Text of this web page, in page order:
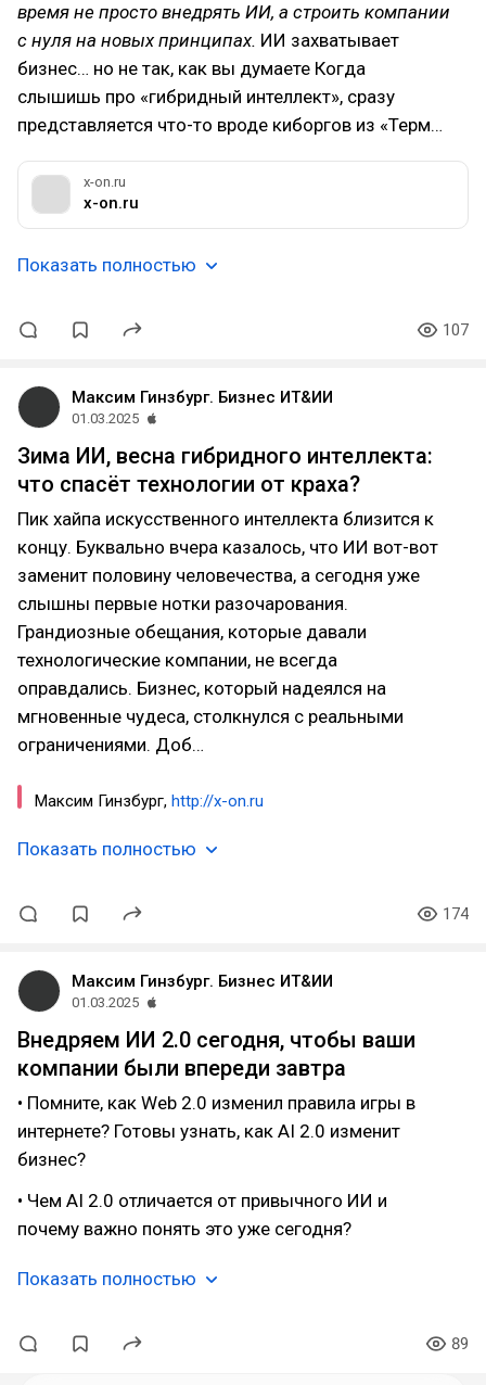
время не просто внедрять ИИ, а строить компании
с нуля на новых принципах. ИИ захватывает
бизнес… но не так, как вы думаете Когда
слышишь про «гибридный интеллект», сразу
представляется что-то вроде киборгов из «Терм…
x-on.ru
x-on.ru
Показать полностью
107
Максим Гинзбург. Бизнес ИТ&ИИ
01.03.2025
Зима ИИ, весна гибридного интеллекта:
что спасёт технологии от краха?
Пик хайпа искусственного интеллекта близится к
концу. Буквально вчера казалось, что ИИ вот-вот
заменит половину человечества, а сегодня уже
слышны первые нотки разочарования.
Грандиозные обещания, которые давали
технологические компании, не всегда
оправдались. Бизнес, который надеялся на
мгновенные чудеса, столкнулся с реальными
ограничениями. Доб…
Максим Гинзбург, http://x-on.ru
Показать полностью
174
Максим Гинзбург. Бизнес ИТ&ИИ
01.03.2025
Внедряем ИИ 2.0 сегодня, чтобы ваши
компании были впереди завтра
• Помните, как Web 2.0 изменил правила игры в
интернете? Готовы узнать, как AI 2.0 изменит
бизнес?
• Чем AI 2.0 отличается от привычного ИИ и
почему важно понять это уже сегодня?
Показать полностью
89